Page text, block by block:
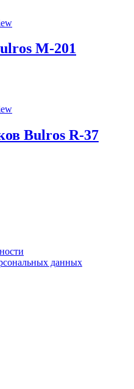
M-201
Bulros R-37
данных